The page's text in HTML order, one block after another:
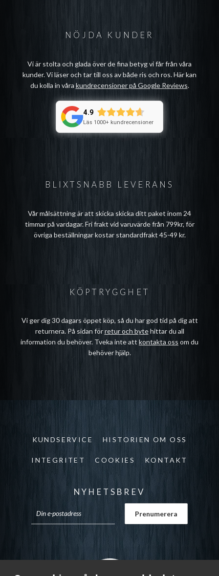
BLIXTSNABB LEVERANS
Vår målsättning är att skicka skicka ditt paket inom 24
timmar på vardagar. Fri frakt vid varuvärde från 799kr, för
övriga beställningar kostar standardfrakt 45-49 kr.
NÖJDA KUNDER
Vi är stolta och glada över de fina betyg vi får från våra
kunder. Vi läser och tar till oss av både ris och ros. Här kan
du kolla in våra kundrecensioner på Google Reviews.
4.9
Läs 1000+ kundrecensioner
KÖPTRYGGHET
Vi ger dig 30 dagars öppet köp, så du har god tid på dig att
returnera. På sidan förretur och bytehittar du all
information du behöver. Tveka inte att kontakta oss om du
behöver hjälp.
KUNDSERVICE HISTORIEN OM OSS
INTEGRITET COOKIES KONTAKT
NYHETSBREV